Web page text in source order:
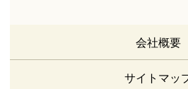
会社概要
サイトマッ